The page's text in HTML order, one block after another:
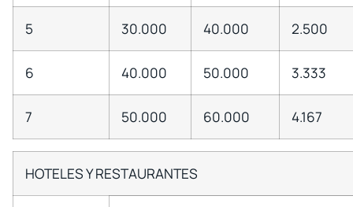
5 30.000 40.000 2.500
6 40.000 50.000 3.333
7 50.000 60.000 4.167
HOTELES Y RESTAURANTES